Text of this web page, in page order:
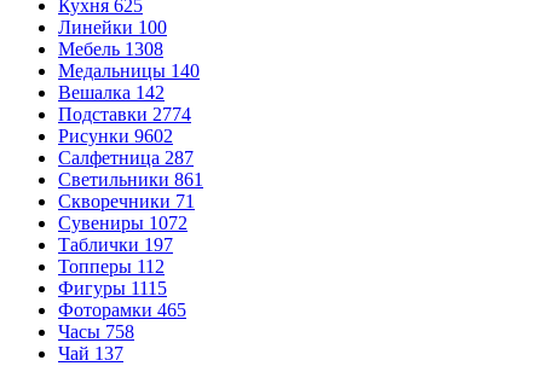
Кухня 625
Линейки 100
Мебель 1308
Медальницы 140
Вешалка 142
Подставки 2774
Рисунки 9602
Салфетница 287
Светильники 861
Скворечники 71
Сувениры 1072
Таблички 197
Топперы 112
Фигуры 1115
Фоторамки 465
Часы 758
Чай 137